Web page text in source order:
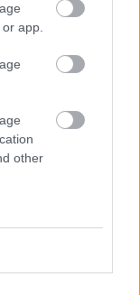
app.
other